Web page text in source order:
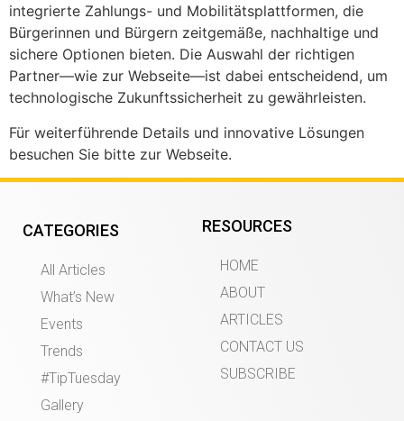
integrierte Zahlungs- und Mobilitätsplattformen, die
Bürgerinnen und Bürgern zeitgemäße, nachhaltige und
sichere Optionen bieten. Die Auswahl der richtigen
Partner—wie zur Webseite—ist dabei entscheidend, um
technologische Zukunftssicherheit zu gewährleisten.
Für weiterführende Details und innovative Lösungen
besuchen Sie bitte zur Webseite.
CATEGORIES
All Articles
What’s New
Events
Trends
#TipTuesday
Gallery
RESOURCES
HOME
ABOUT
ARTICLES
CONTACT US
SUBSCRIBE